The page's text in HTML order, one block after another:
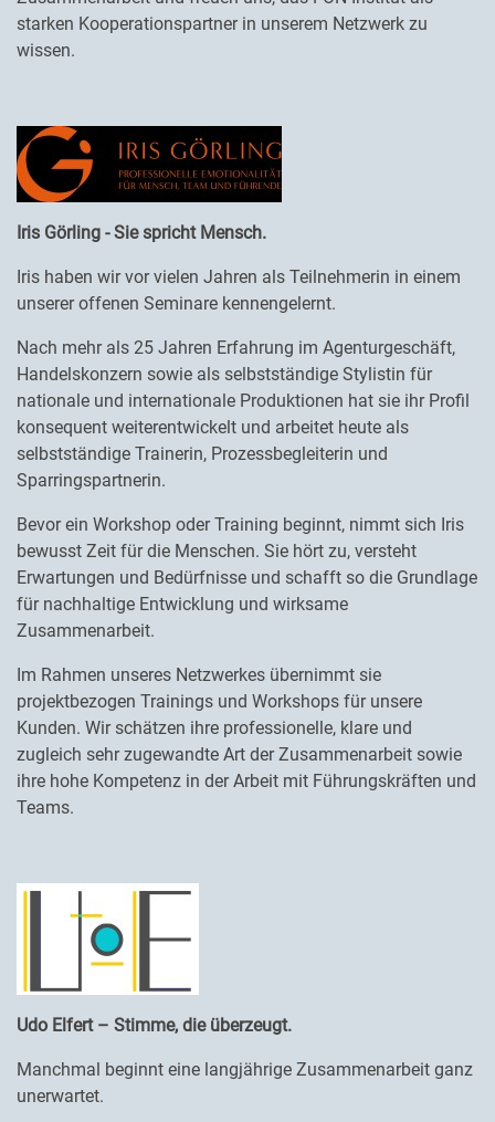
starken Kooperationspartner in unserem Netzwerk zu
wissen.
Iris Görling - Sie spricht Mensch.
Iris haben wir vor vielen Jahren als Teilnehmerin in einem
unserer offenen Seminare kennengelernt.
Nach mehr als 25 Jahren Erfahrung im Agenturgeschäft,
Handelskonzern sowie als selbstständige Stylistin für
nationale und internationale Produktionen hat sie ihr Profil
konsequent weiterentwickelt und arbeitet heute als
selbstständige Trainerin, Prozessbegleiterin und
Sparringspartnerin.
Bevor ein Workshop oder Training beginnt, nimmt sich Iris
bewusst Zeit für die Menschen. Sie hört zu, versteht
Erwartungen und Bedürfnisse und schafft so die Grundlage
für nachhaltige Entwicklung und wirksame
Zusammenarbeit.
Im Rahmen unseres Netzwerkes übernimmt sie
projektbezogen Trainings und Workshops für unsere
Kunden. Wir schätzen ihre professionelle, klare und
zugleich sehr zugewandte Art der Zusammenarbeit sowie
ihre hohe Kompetenz in der Arbeit mit Führungskräften und
Teams.
Udo Elfert – Stimme, die überzeugt.
Manchmal beginnt eine langjährige Zusammenarbeit ganz
unerwartet.